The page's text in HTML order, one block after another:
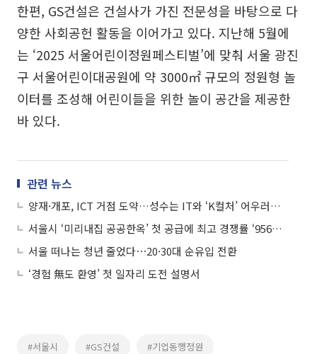
한편, GS건설은 건설사가 가진 전문성을 바탕으로 다
양한 사회공헌 활동을 이어가고 있다. 지난해 5월에
는 ‘2025 서울어린이정원페스티벌’에 맞춰 서울 광진
구 서울어린이대공원에 약 3000㎡ 규모의 정원형 놀
이터를 조성해 어린이들을 위한 놀이 공간을 제공한
바 있다.
관련 뉴스
양재·개포, ICT 거점 도약…성수는 IT와 ‘K컬처’ 어우러진 허브로
서울시 ‘미리내집 공공한옥’ 첫 공급에 최고 경쟁률 ‘956대 1’
서울 떠나는 청년 줄었다⋯20·30대 순유입 전환
‘경험 無도 환영’ 첫 일자리 도전 설명서
#서울시 #GS건설 #기업동행정원